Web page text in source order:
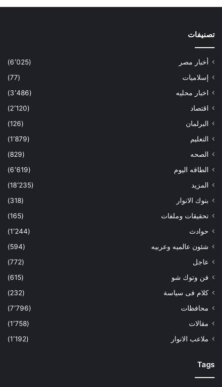
تصنيفات
أخبار مصر
(6٬025)
إسلاميات
(77)
اخبار محليه
(3٬486)
اقتصاد
(2٬120)
البرلمان
(126)
التعليم
(1٬879)
الصحه
(829)
الطاقه اليوم
(6٬619)
المزيد
(18٬235)
بنوك الانوار
(318)
تحقيقات وملفات
(165)
حوادث
(1٬244)
شئون عالميه وعربيه
(594)
عاجل
(772)
فن وتوك شو
(615)
كلام فى سياسة
(232)
محافظات
(7٬796)
مقالات
(1٬758)
ملاعب الانوار
(1٬192)
Tags